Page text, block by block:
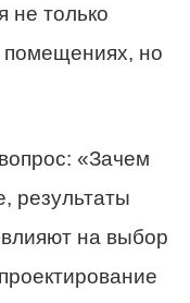
не только
но
«Зачем
результаты
влияют на выбор